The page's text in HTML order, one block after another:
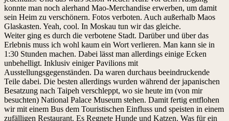
konnte man noch alerhand Mao-Merchandise erwerben, um damit
sein Heim zu verschönern. Fotos verboten. Auch außerhalb Maos
Glaskasten. Yeah, cool. In Moskau tun wir das gleiche.
Weiter ging es durch die verbotene Stadt. Darüber und über das
Erlebnis muss ich wohl kaum ein Wort verlieren. Man kann sie in
1:30 Stunden machen. Dabei lässt man allerdings einige Ecken
unbehelligt. Inklusiv einiger Pavilions mit
Ausstellungsgegenständen. Da waren durchaus beeindruckende
Teile dabei. Die besten allerdings wurden während der japanischen
Besatzung nach Taipeh verschleppt, wo sie heute im (von mir
besuchten) National Palace Museum stehen. Damit fertig entflohen
wir mit einem Bus dem Touristischen Einfluss und speisten in einem
zufälligen Restaurant. Es Regnete Hunde und Katzen. Was für ein